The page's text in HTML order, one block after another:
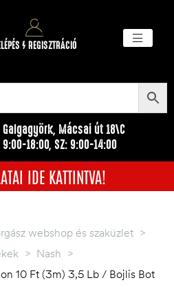
/ REGISZTRÁCIÓ
Mácsai út 18\C
18:00, SZ: 9:00-14:00
IDE KATTINTVA!
webshop és szaküzlet >
> Nash >
10 Ft (3m) 3,5 Lb / Bojlis Bot